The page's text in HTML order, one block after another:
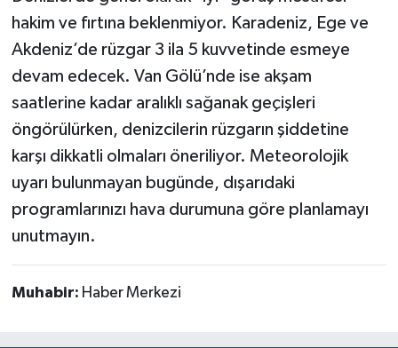
hakim ve fırtına beklenmiyor. Karadeniz, Ege ve
Akdeniz’de rüzgar 3 ila 5 kuvvetinde esmeye
devam edecek. Van Gölü’nde ise akşam
saatlerine kadar aralıklı sağanak geçişleri
öngörülürken, denizcilerin rüzgarın şiddetine
karşı dikkatli olmaları öneriliyor. Meteorolojik
uyarı bulunmayan bugünde, dışarıdaki
programlarınızı hava durumuna göre planlamayı
unutmayın.
Muhabir: Haber Merkezi